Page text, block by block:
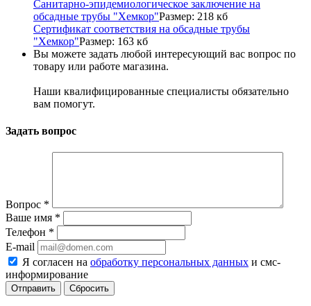
Санитарно-эпидемиологическое заключение на
обсадные трубы "Хемкор"Размер: 218 кб
Сертификат соответствия на обсадные трубы
"Хемкор"Размер: 163 кб
Вы можете задать любой интересующий вас вопрос по
товару или работе магазина.
Наши квалифицированные специалисты обязательно
вам помогут.
Задать вопрос
Вопрос *
Ваше имя *
Телефон *
E-mail
Я согласен на обработку персональных данных и смс-
информирование
Сбросить